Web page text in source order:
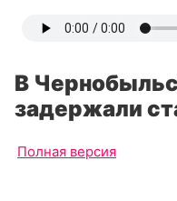
В
задержали
Полная версия